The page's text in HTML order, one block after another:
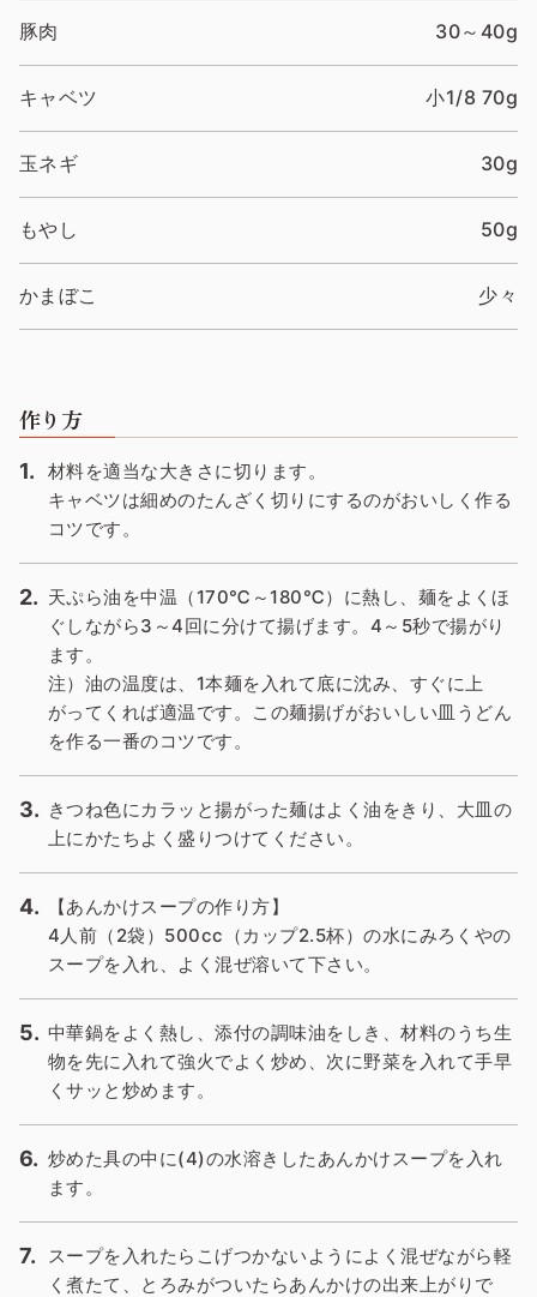
豚肉 30～40g
キャベツ 小1/8 70g
玉ネギ 30g
もやし 50g
かまぼこ 少々
作り方
材料を適当な大きさに切ります。
キャベツは細めのたんざく切りにするのがおいしく作る
コツです。
天ぷら油を中温（170℃～180℃）に熱し、麺をよくほ
ぐしながら3～4回に分けて揚げます。4～5秒で揚がり
ます。
注）油の温度は、1本麺を入れて底に沈み、すぐに上
がってくれば適温です。この麺揚げがおいしい皿うどん
を作る一番のコツです。
きつね色にカラッと揚がった麺はよく油をきり、大皿の
上にかたちよく盛りつけてください。
【あんかけスープの作り方】
4人前（2袋）500cc（カップ2.5杯）の水にみろくやの
スープを入れ、よく混ぜ溶いて下さい。
中華鍋をよく熱し、添付の調味油をしき、材料のうち生
物を先に入れて強火でよく炒め、次に野菜を入れて手早
くサッと炒めます。
炒めた具の中に(4)の水溶きしたあんかけスープを入れ
ます。
スープを入れたらこげつかないようによく混ぜながら軽
く煮たて、とろみがついたらあんかけの出来上がりで